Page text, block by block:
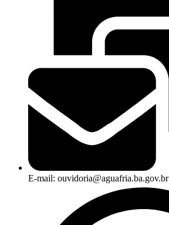
E-mail: ouvidoria@aguafria.ba.gov.br